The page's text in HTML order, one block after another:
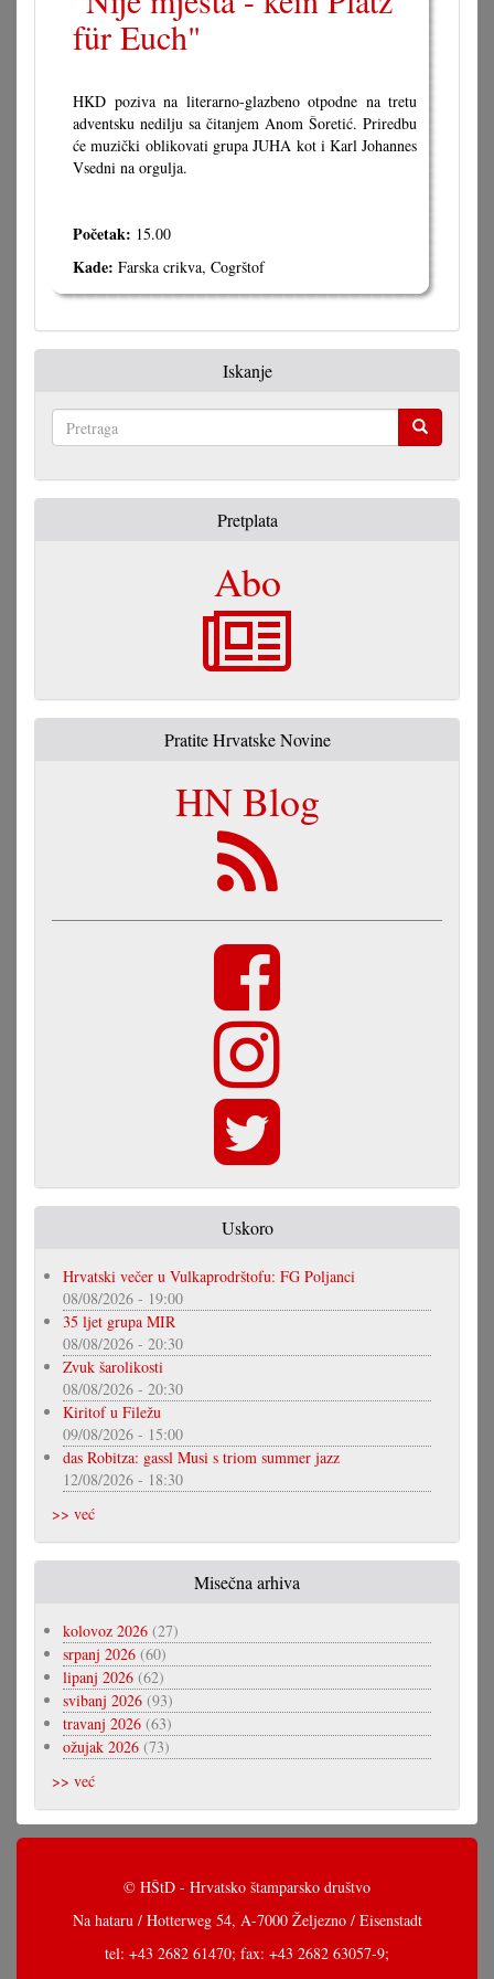
für Euch"
HKD poziva na literarno-glazbeno otpodne na tretu
adventsku nedilju sa čitanjem Anom Šoretić. Priredbu
će muzički oblikovati grupa JUHA kot i Karl Johannes
Vsedni na orgulja.
Početak: 15.00
Kade: Farska crikva, Cogrštof
Iskanje
Pretplata
Abo
Pratite Hrvatske Novine
HN Blog
Uskoro
Hrvatski večer u Vulkaprodrštofu: FG Poljanci
08/08/2026 - 19:00
35 ljet grupa MIR
08/08/2026 - 20:30
Zvuk šarolikosti
08/08/2026 - 20:30
Kiritof u Filežu
09/08/2026 - 15:00
das Robitza: gassl Musi s triom summer jazz
12/08/2026 - 18:30
>> već
Misečna arhiva
kolovoz 2026 (27)
srpanj 2026 (60)
lipanj 2026 (62)
svibanj 2026 (93)
travanj 2026 (63)
ožujak 2026 (73)
>> već
© HŠtD - Hrvatsko štamparsko društvo
Na hataru / Hotterweg 54, A-7000 Željezno / Eisenstadt
tel: +43 2682 61470; fax: +43 2682 63057-9;